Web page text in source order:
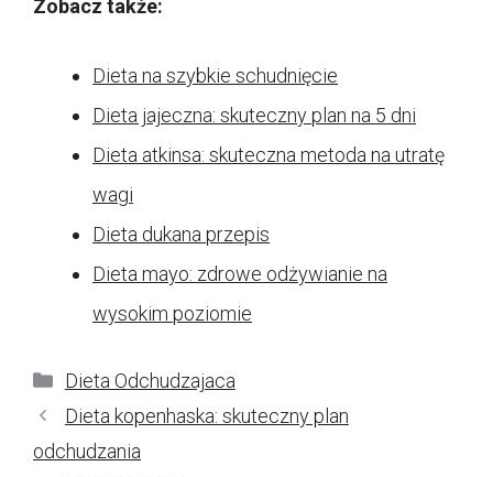
Zobacz także:
Dieta na szybkie schudnięcie
Dieta jajeczna: skuteczny plan na 5 dni
Dieta atkinsa: skuteczna metoda na utratę
wagi
Dieta dukana przepis
Dieta mayo: zdrowe odżywianie na
wysokim poziomie
Kategorie
Dieta Odchudzajaca
Dieta kopenhaska: skuteczny plan
odchudzania